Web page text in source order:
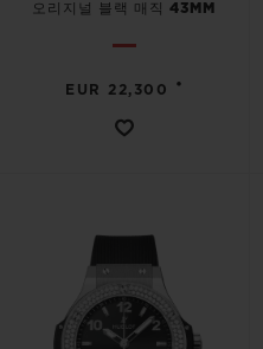
오리지널 블랙 매직 43MM
EUR 22,300 •
부티크 검색